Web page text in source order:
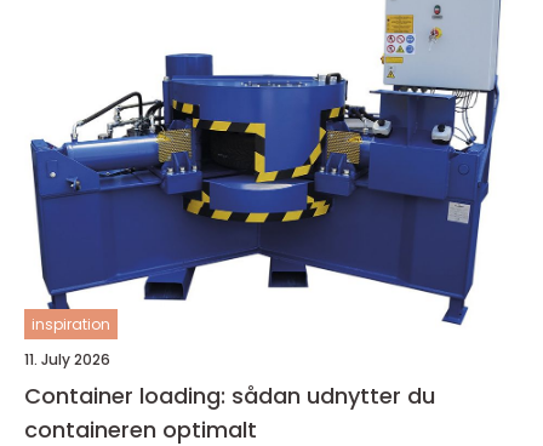
inspiration
11. July 2026
Container loading: sådan udnytter du
containeren optimalt